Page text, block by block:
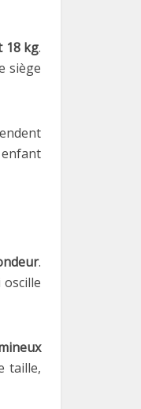
18 kg.
siège
.
oscille
taille,